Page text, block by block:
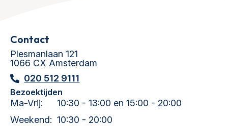
Contact
Plesmanlaan 121
1066 CX Amsterdam
020 512 9111
Bezoektijden
Ma-Vrij:
10:30 - 13:00 en 15:00 - 20:00
Weekend: 10:30 - 20:00